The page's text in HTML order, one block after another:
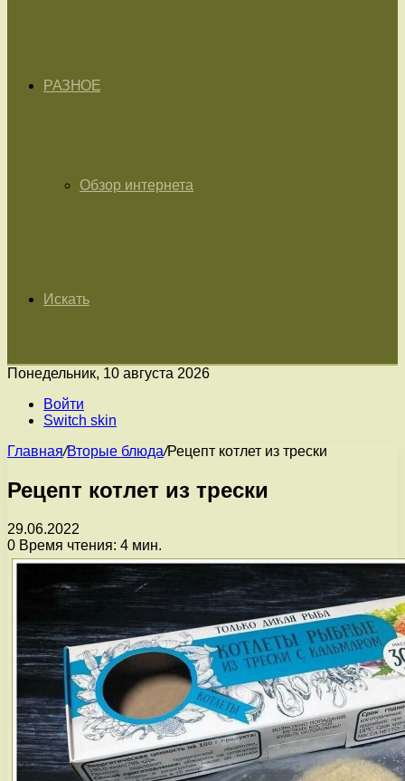
РАЗНОЕ
Обзор интернета
Искать
Понедельник, 10 августа 2026
Войти
Switch skin
Главная/Вторые блюда/Рецепт котлет из трески
Рецепт котлет из трески
29.06.2022
0 Время чтения: 4 мин.